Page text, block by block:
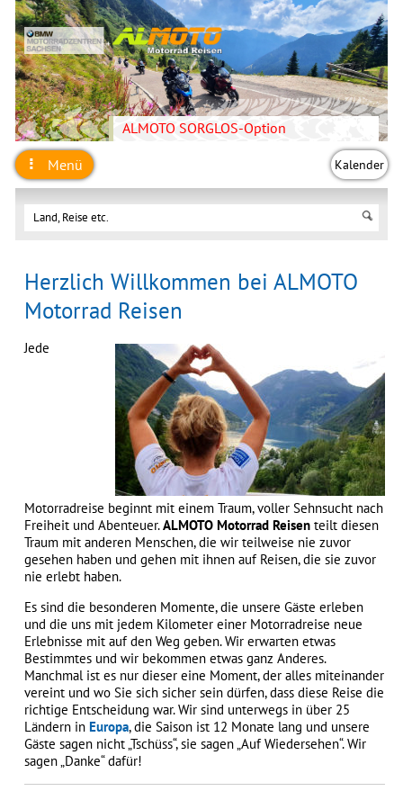
ALMOTO SORGLOS-Option
Menü Kalender
Herzlich Willkommen bei ALMOTO
Motorrad Reisen
Jede
Motorradreise beginnt mit einem Traum, voller Sehnsucht nach
Freiheit und Abenteuer.ALMOTO Motorrad Reisen teilt diesen
Traum mit anderen Menschen, die wir teilweise nie zuvor
gesehen haben und gehen mit ihnen auf Reisen, die sie zuvor
nie erlebt haben.
Es sind die besonderen Momente, die unsere Gäste erleben
und die uns mit jedem Kilometer einer Motorradreise neue
Erlebnisse mit auf den Weg geben. Wir erwarten etwas
Bestimmtes und wir bekommen etwas ganz Anderes.
Manchmal ist es nur dieser eine Moment, der alles miteinander
vereint und wo Sie sich sicher sein dürfen, dass diese Reise die
richtige Entscheidung war. Wir sind unterwegs in über 25
Ländern in Europa, die Saison ist 12 Monate lang und unsere
Gäste sagen nicht „Tschüss“, sie sagen „Auf Wiedersehen“. Wir
sagen „Danke“ dafür!